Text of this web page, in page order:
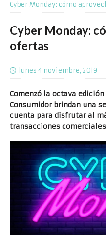
Cyber Monday: cómo
Cyber Monday:
ofertas
lunes 4 noviembre, 2019
Comenzó la octava
Consumidor brindan una
cuenta para disfrutar al
transacciones